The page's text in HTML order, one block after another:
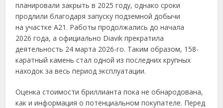
планировали закрыть в 2025 году, однако сроки
продлили благодаря запуску подземной добычи
на участке A21. Работы продолжались до начала
2026 года, а официально Diavik прекратила
деятельность 24 марта 2026-го. Таким образом, 158-
каратный камень стал одной из последних крупных
находок за весь период эксплуатации.
Оценка стоимости бриллианта пока не обнародована,
как и информация о потенциальном покупателе. Перед